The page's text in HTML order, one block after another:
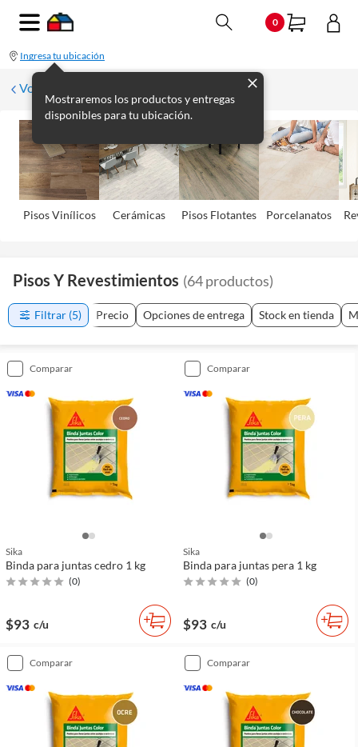
0
Ingresa tu ubicación
Mostraremos los productos y entregas
disponibles para tu ubicación.
Volver
Pisos Viní­licos Cerámicas Pisos Flotantes Porcelanatos
Pisos Y Revestimientos (64productos)
Filtrar (5) Precio Opciones de entrega Stock en tienda
comparar
Sika
Binda para juntas cedro 1 kg
(0)
$93 c/u
comparar
Sika
Binda para juntas pera 1 kg
(0)
$93 c/u
comparar comparar